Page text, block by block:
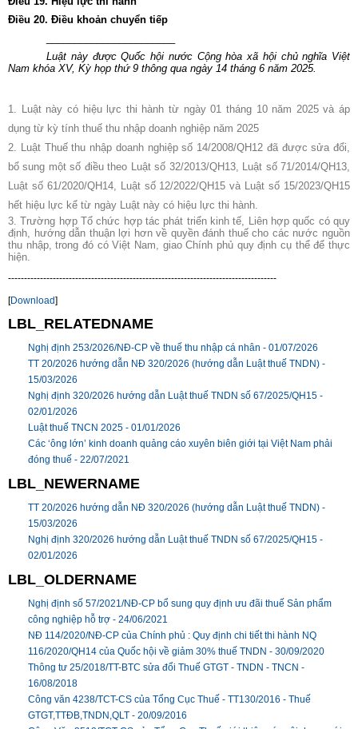
Điều 20. Điều khoản chuyển tiếp
Luật này được Quốc hội nước Cộng hòa xã hội chủ nghĩa Việt
Nam khóa XV, Kỳ họp thứ 9 thông qua ngày 14 tháng 6 năm 2025.
1. Luật này có hiệu lực thi hành từ ngày 01 tháng 10 năm 2025 và áp
dụng từ kỳ tính thuế thu nhập doanh nghiệp năm 2025
2. Luật Thuế thu nhập doanh nghiệp số 14/2008/QH12 đã được sửa đổi,
bổ sung một số điều theo Luật số 32/2013/QH13, Luật số 71/2014/QH13,
Luật số 61/2020/QH14, Luật số 12/2022/QH15 và Luật số 15/2023/QH15
hết hiệu lực kể từ ngày Luật này có hiệu lực thi hành.
3. Trường hợp Tổ chức hợp tác phát triển kinh tế, Liên hợp quốc có quy
định, hướng dẫn thuận lợi hơn về quyền đánh thuế cho các nước nguồn
thu nhập, trong đó có Việt Nam, giao Chính phủ quy định cụ thể để thực
hiện.
------------------------------------------------------------------------------------
[Download]
LBL_RELATEDNAME
Nghị định 253/2026/NĐ-CP về thuế thu nhập cá nhân - 01/07/2026
TT 20/2026 hướng dẫn NĐ 320/2026 (hướng dẫn Luật thuế TNDN) -
15/03/2026
Nghị định 320/2026 hướng dẫn Luật thuế TNDN số 67/2025/QH15 -
02/01/2026
Luật thuế TNCN 2025 - 01/01/2026
Các ‘ông lớn’ kinh doanh quảng cáo xuyên biên giới tại Việt Nam phải
đóng thuế - 22/07/2021
LBL_NEWERNAME
TT 20/2026 hướng dẫn NĐ 320/2026 (hướng dẫn Luật thuế TNDN) -
15/03/2026
Nghị định 320/2026 hướng dẫn Luật thuế TNDN số 67/2025/QH15 -
02/01/2026
LBL_OLDERNAME
Nghị định số 57/2021/NĐ-CP bổ sung quy định ưu đãi thuế Sản phẩm
công nghiệp hỗ trợ - 24/06/2021
NĐ 114/2020/NĐ-CP của Chính phủ : Quy định chi tiết thi hành NQ
116/2020/QH14 của Quốc hội về giảm 30% thuế TNDN - 30/09/2020
Thông tư 25/2018/TT-BTC sửa đổi Thuế GTGT - TNDN - TNCN -
16/08/2018
Công văn 4238/TCT-CS của Tổng Cục Thuế - TT130/2016 - Thuế
GTGT,TTĐB,TNDN,QLT - 20/09/2016